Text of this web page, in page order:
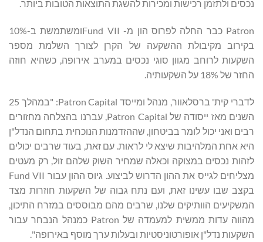
נכסים ולתזמן רכישות ומכירות להשגת התוצאות הטובות ביותר.
Patron כבר החלה לפרוס הון מ- Fund VIIומשתמשת ב-10%
בקירוב מקיבולת ההשקעה של הקרן לצורך השלמת מספר
השקעות לרוחב מגוון סוגי נכסים במערב אירופה, כשהיא חוזה
החזר של 18% על השקעותיה.
לדברי קית' ברסלאוור, מנהל ומייסד Patron Capital: "במהלך 25
השנים מאז ייסודה של Patron Capital, עברנו בהצלחה מחזורים
רבים ואני יכול לומר בביטחון, שההזדמנות הנוכחית בתחום הנדל"ן
היא אחת המלהיבות שיצא לי לראות. עם זאת, בעוד שרבים יכולים
לזהות נכסים במצוקה וכאלה שמחיר השוק שלהם זול, רק מעטים
מצליחים לגייס את ההון הדרוש לביצוע. גיוס ההון עבור Fund VII
בקצב שבו עשינו זאת, ועם נתח גבוה של השקעות חוזרות מצד
המשקיעים הוותיקים שלנו, שרבים מהם מבוססים במזרח התיכון,
מהווה עדות ממשית למעמדה של Patron כמנהל הנבחר עבור
השקעות נדל"ן אופורטוניסטיות ובעלות ערך מוסף באירופה".